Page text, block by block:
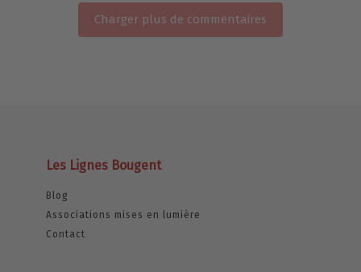
Charger plus de commentaires
Les Lignes Bougent
Blog
Associations mises en lumière
Contact